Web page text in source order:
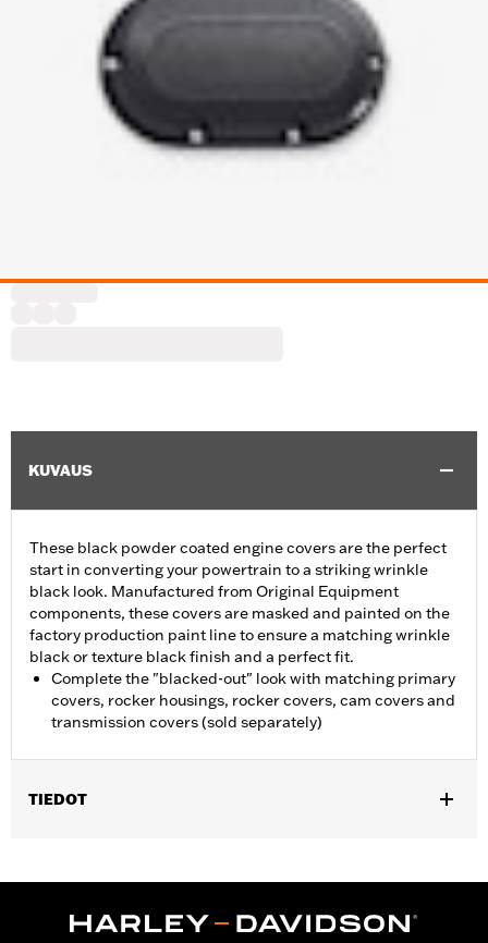
KUVAUS
These black powder coated engine covers are the perfect
start in converting your powertrain to a striking wrinkle
black look. Manufactured from Original Equipment
components, these covers are masked and painted on the
factory production paint line to ensure a matching wrinkle
black or texture black finish and a perfect fit.
Complete the "blacked-out" look with matching primary
covers, rocker housings, rocker covers, cam covers and
transmission covers (sold separately)
TIEDOT